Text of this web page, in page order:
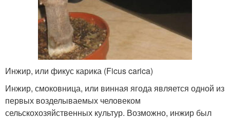
Инжир, или фикус карика (Ficus carica)
Инжир, смоковница, или винная ягода является одной из
первых возделываемых человеком
сельскохозяйственных культур. Возможно, инжир был